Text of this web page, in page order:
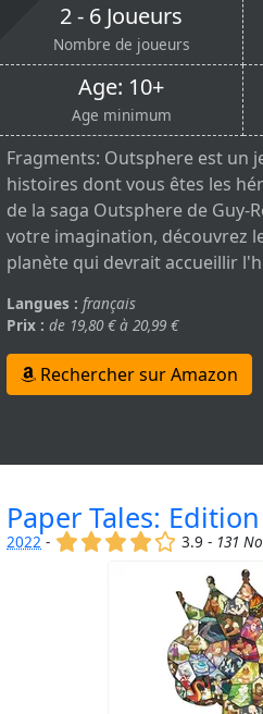
2 - 6 Joueurs
Nombre de joueurs
Age: 10+
Age minimum
Fragments: Outsphere est un
histoires dont vous êtes les
de la saga Outsphere de Guy-
votre imagination, découvrez
planète qui devrait accueillir
Langues : français
Prix : de 19,80 € à 20,99 €
Rechercher sur Amazon
Paper Tales:
2022- (x) (x) (x) (x) ()
3.9 - 131